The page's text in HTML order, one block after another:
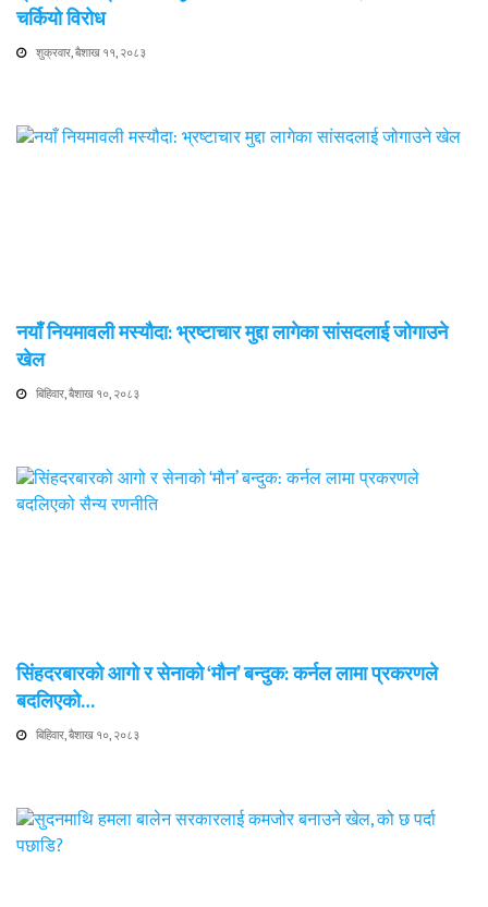
चर्कियो विरोध
शुक्रवार, बैशाख ११, २०८३
नयाँ नियमावली मस्यौदा: भ्रष्टाचार मुद्दा लागेका सांसदलाई जोगाउने
खेल
बिहिवार, बैशाख १०, २०८३
सिंहदरबारको आगो र सेनाको ‘मौन’ बन्दुक: कर्नल लामा प्रकरणले
बदलिएको…
बिहिवार, बैशाख १०, २०८३